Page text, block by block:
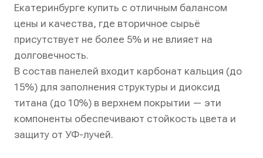
Екатеринбурге купить с отличным балансом
цены и качества, где вторичное сырьё
присутствует не более 5% и не влияет на
долговечность.
В состав панелей входит карбонат кальция (до
15%) для заполнения структуры и диоксид
титана (до 10%) в верхнем покрытии — эти
компоненты обеспечивают стойкость цвета и
защиту от УФ-лучей.